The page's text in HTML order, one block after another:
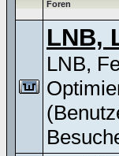
Foren
LNB,
LNB,